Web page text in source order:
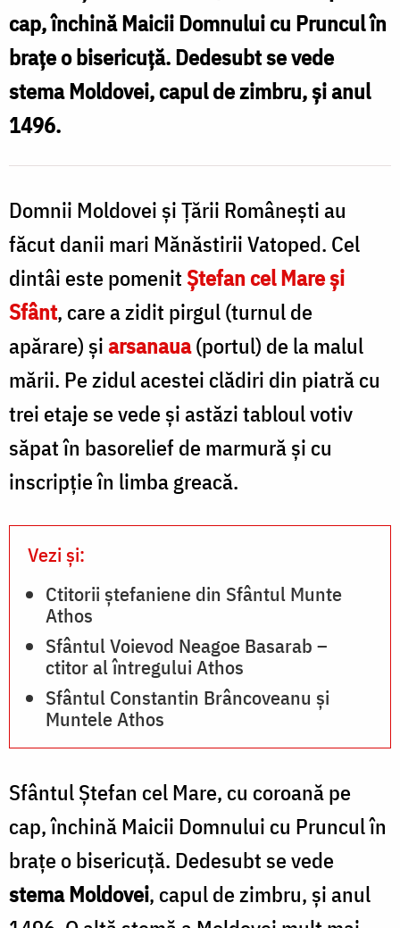
cap, închi­nă Maicii Domnului cu Pruncul în
braţe o bisericuţă. Dedesubt se vede
stema Moldovei, capul de zimbru, şi anul
1496.
Domnii Moldovei şi Ţării Româneşti au
făcut danii mari Mănăstirii Vatoped. Cel
dintâi este pomenitŞtefan cel Mare şi
Sfânt, care a zidit pirgul (turnul de
apărare) şiarsanaua(portul) de la malul
mării. Pe zidul acestei clădiri din piatră cu
trei etaje se vede şi astăzi tabloul votiv
săpat în basorelief de marmură şi cu
inscripţie în limba greacă.
Vezi și:
Ctitorii ștefaniene din Sfântul Munte
Athos
Sfântul Voievod Neagoe Basarab –
ctitor al întregului Athos
Sfântul Constantin Brâncoveanu și
Muntele Athos
Sfântul Ştefan cel Mare, cu coroană pe
cap, închi­nă Maicii Domnului cu Pruncul în
braţe o bisericuţă. Dedesubt se vede
stema Moldovei, capul de zimbru, şi anul